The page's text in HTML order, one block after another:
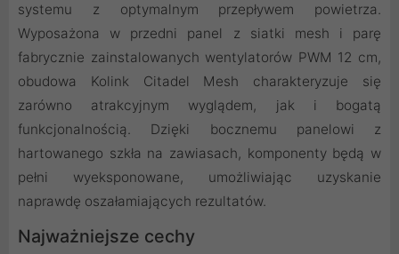
systemu z optymalnym przepływem powietrza.
Wyposażona w przedni panel z siatki mesh i parę
fabrycznie zainstalowanych wentylatorów PWM 12 cm,
obudowa Kolink Citadel Mesh charakteryzuje się
zarówno atrakcyjnym wyglądem, jak i bogatą
funkcjonalnością. Dzięki bocznemu panelowi z
hartowanego szkła na zawiasach, komponenty będą w
pełni wyeksponowane, umożliwiając uzyskanie
naprawdę oszałamiających rezultatów.
Najważniejsze cechy